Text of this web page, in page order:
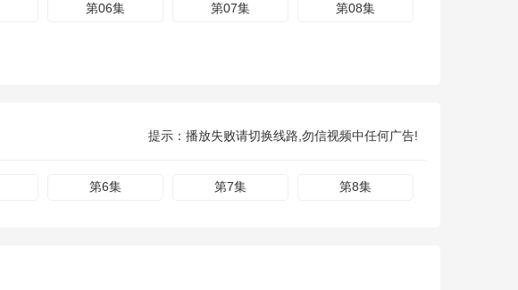
第06集 第07集 第08集
提示：播放失败请切换线路,勿信视频中任何广告!
第6集 第7集 第8集